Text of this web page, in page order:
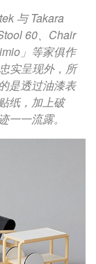
与 Takara
60、Chair
」等家俱作
实呈现外，所
是透过油漆表
纸，加上破
一流露。